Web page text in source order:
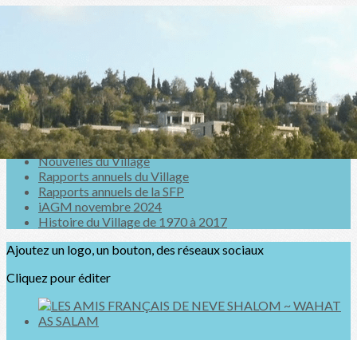
Menu
<
>
Nouvelles du Village
Rapports annuels du Village
Rapports annuels de la SFP
iAGM novembre 2024
Histoire du Village de 1970 à 2017
Ajoutez un logo, un bouton, des réseaux sociaux
Cliquez pour éditer